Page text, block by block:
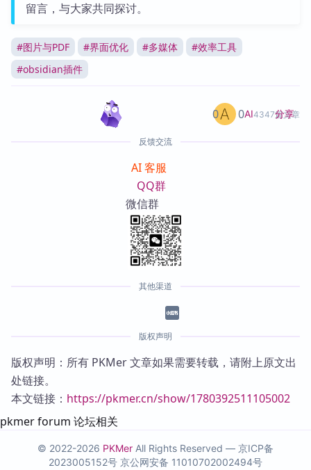
留言，与大家共同探讨。
#图片与PDF #界面优化 #多媒体 #效率工具
#obsidian插件
AI4347篇文章
0 0 分享
反馈交流
AI 客服
QQ群
微信群
其他渠道
版权声明
版权声明：所有 PKMer 文章如果需要转载，请附上原文出
处链接。
本文链接： https://pkmer.cn/show/1780392511105002
pkmer forum 论坛相关
© 2022-2026 PKMer All Rights Reserved — 京ICP备
2023005152号 京公网安备 11010702002494号